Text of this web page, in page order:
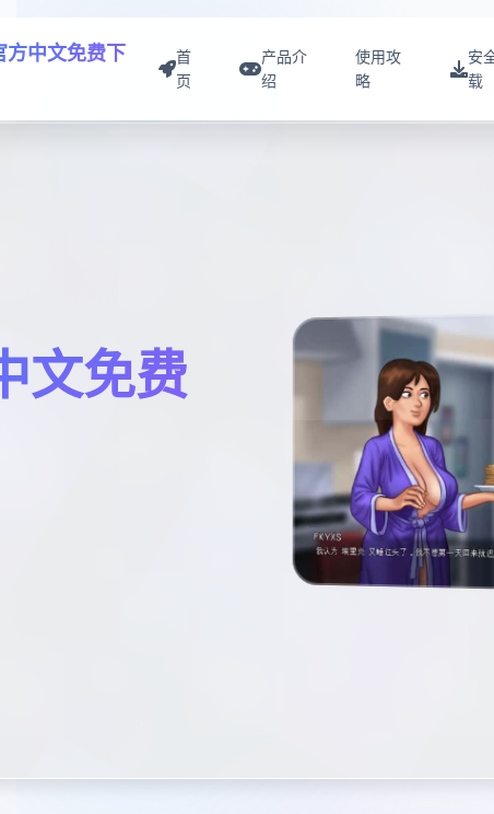
方中文免费下
首
页
产品介
绍
使用攻
略
安
载
文免费